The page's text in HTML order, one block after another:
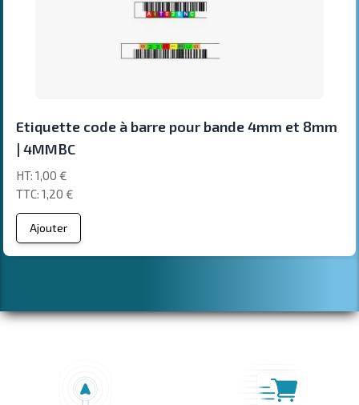
Etiquette code à barre pour bande 4mm et 8mm
| 4MMBC
1,20 €
1,00 €
Ajouter